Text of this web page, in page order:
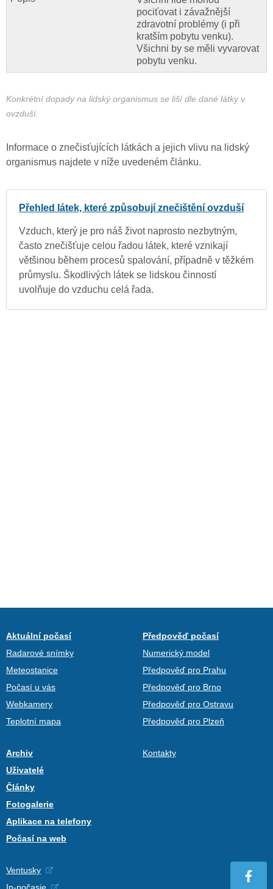
pociťovat i závažnější
zdravotní problémy (i při
kratším pobytu venku).
Všichni by se měli vyvarovat
pobytu venku.
Konkrétní dopady na lidský organismus se liší dle dané látky v
ovzduší.
Informace o znečisťujících látkách a jejich vlivu na lidský
organismus najdete v níže uvedeném článku.
Přehled látek, které způsobují znečištění ovzduší
Vzduch, který je pro náš život naprosto nezbytným,
často znečišťuje celou řadou látek, které vznikají
většinou během procesů spalování, případně v těžkém
průmyslu. Škodlivých látek se lidskou činností
uvolňuje do vzduchu celá řada.
Aktuální počasí
Radarové snímky
Meteostanice
Počasí u vás
Webkamery
Teplotní mapa
Předpověď počasí
Numerický model
Předpověď pro Prahu
Předpověď pro Brno
Předpověď pro Ostravu
Předpověď pro Plzeň
Archiv
Uživatelé
Články
Fotogalerie
Aplikace na telefony
Počasí na web
Kontakty
Ventusky